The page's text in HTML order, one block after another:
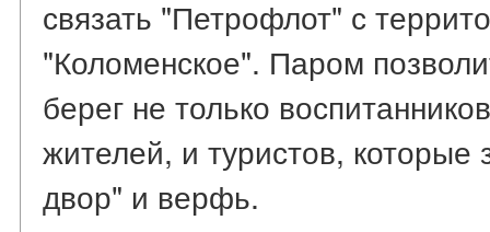
связать "Петрофлот" с
"Коломенское". Паром
берег не только
жителей, и туристов, которые
двор" и верфь.